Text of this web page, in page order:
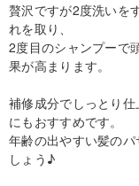
贅沢ですが2度洗いを
れを取り、
2度目のシャンプーで
果が高まります。
補修成分でしっとり
にもおすすめです。
年齢の出やすい髪の
しょう♪